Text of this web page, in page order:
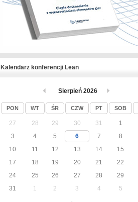
Kalendarz konferencji Lean
Sierpień 2026
PON WT ŚR CZW PT SOB
27 28 29 30 31 1
3
4 5 6 7 8
10
11 12 13 14 15
17
18 19 20 21 22
24
25 26 27 28 29
31
1 2 3 4 5